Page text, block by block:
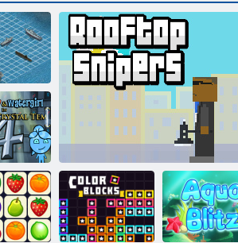
War
and
4:
templis